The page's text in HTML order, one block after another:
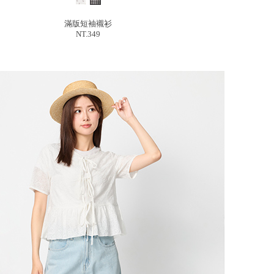
滿版短袖襯衫
NT.349